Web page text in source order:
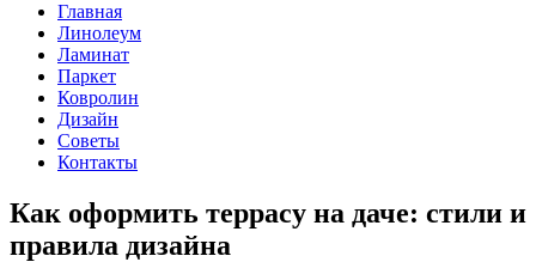
Главная
Линолеум
Ламинат
Паркет
Ковролин
Дизайн
Советы
Контакты
Как оформить террасу на даче: стили и
правила дизайна